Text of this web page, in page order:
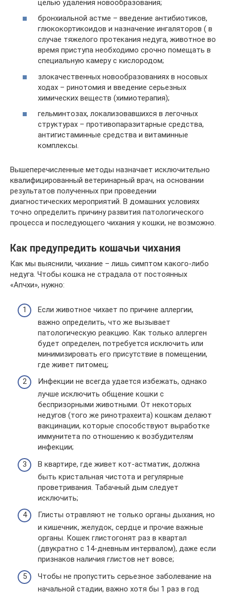
целью удаления новообразования;
бронхиальной астме – введение антибиотиков,
глюкокортикоидов и назначение ингаляторов ( в
случае тяжелого протекания недуга, животное во
время приступа необходимо срочно помещать в
специальную камеру с кислородом;
злокачественных новообразованиях в носовых
ходах – ринотомия и введение серьезных
химических веществ (химиотерапия);
гельминтозах, локализовавшихся в легочных
структурах – противопаразитарные средства,
антигистаминные средства и витаминные
комплексы.
Вышеперечисленные методы назначает исключительно
квалифицированный ветеринарный врач, на основании
результатов полученных при проведении
диагностических мероприятий. В домашних условиях
точно определить причину развития патологического
процесса и последующего чихания у кошки, не возможно.
Как предупредить кошачьи чихания
Как мы выяснили, чихание – лишь симптом какого-либо
недуга. Чтобы кошка не страдала от постоянных
«Апчхи», нужно:
Если животное чихает по причине аллергии,
важно определить, что же вызывает
патологическую реакцию. Как только аллерген
будет определен, потребуется исключить или
минимизировать его присутствие в помещении,
где живет питомец;
Инфекции не всегда удается избежать, однако
лучше исключить общение кошки с
беспризорными животными. От некоторых
недугов (того же ринотрахеита) кошкам делают
вакцинации, которые способствуют выработке
иммунитета по отношению к возбудителям
инфекции;
В квартире, где живет кот-астматик, должна
быть кристальная чистота и регулярные
проветривания. Табачный дым следует
исключить;
Глисты отравляют не только органы дыхания, но
и кишечник, желудок, сердце и прочие важные
органы. Кошек глистогонят раз в квартал
(двукратно с 14-дневным интервалом), даже если
признаков наличия глистов нет вовсе;
Чтобы не пропустить серьезное заболевание на
начальной стадии, важно хотя бы 1 раз в год